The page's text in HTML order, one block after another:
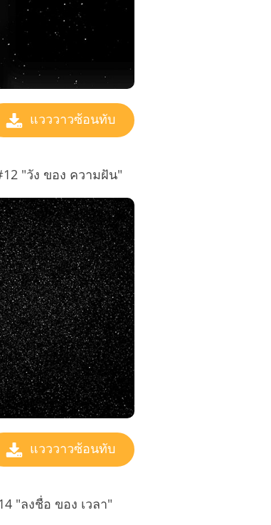
แวววาวซ้อนทับ
"วัง ของ ความฝัน"
แวววาวซ้อนทับ
"ลงชื่อ ของ เวลา"